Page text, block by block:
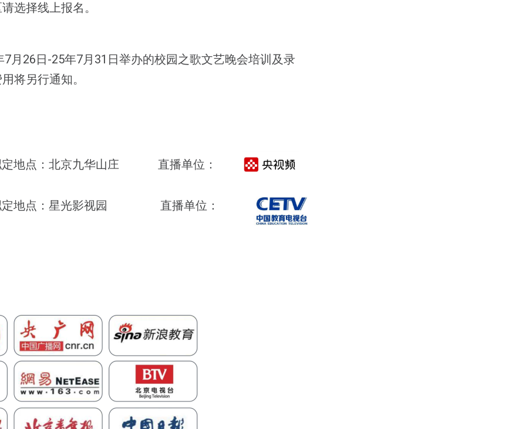
选择线上报名。
月26日-25年7月31日举办的校园之歌文艺晚会培训及录
将另行通知。
地点： 北京九华山庄 直播单位：
地点： 星光影视园 直播单位：